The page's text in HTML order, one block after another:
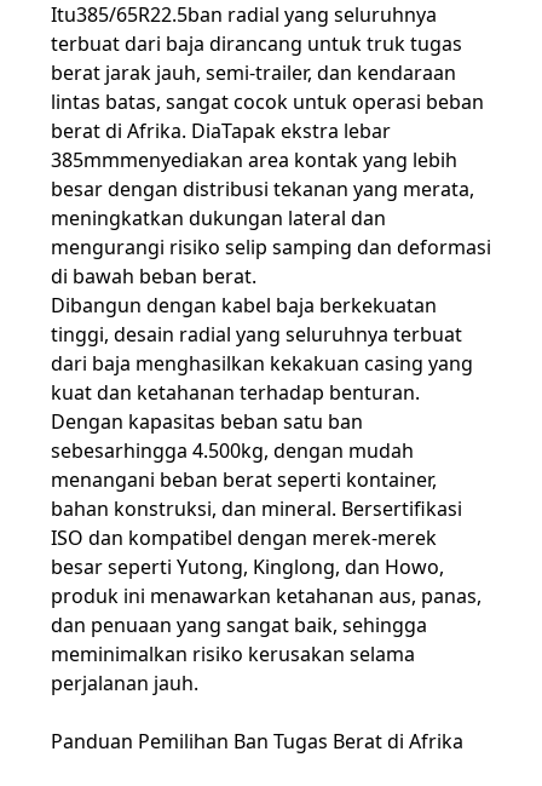
Itu385/65R22.5ban radial yang seluruhnya
terbuat dari baja dirancang untuk truk tugas
berat jarak jauh, semi-trailer, dan kendaraan
lintas batas, sangat cocok untuk operasi beban
berat di Afrika. DiaTapak ekstra lebar
385mmmenyediakan area kontak yang lebih
besar dengan distribusi tekanan yang merata,
meningkatkan dukungan lateral dan
mengurangi risiko selip samping dan deformasi
di bawah beban berat.
Dibangun dengan kabel baja berkekuatan
tinggi, desain radial yang seluruhnya terbuat
dari baja menghasilkan kekakuan casing yang
kuat dan ketahanan terhadap benturan.
Dengan kapasitas beban satu ban
sebesarhingga 4.500kg, dengan mudah
menangani beban berat seperti kontainer,
bahan konstruksi, dan mineral. Bersertifikasi
ISO dan kompatibel dengan merek-merek
besar seperti Yutong, Kinglong, dan Howo,
produk ini menawarkan ketahanan aus, panas,
dan penuaan yang sangat baik, sehingga
meminimalkan risiko kerusakan selama
perjalanan jauh.
Panduan Pemilihan Ban Tugas Berat di Afrika